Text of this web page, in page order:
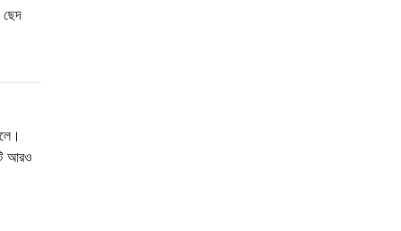
ছেদ
আরও